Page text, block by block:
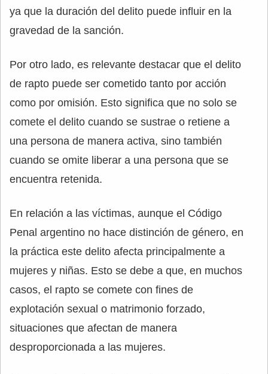
ya que la duración del delito puede influir en la
gravedad de la sanción.
Por otro lado, es relevante destacar que el delito
de rapto puede ser cometido tanto por acción
como por omisión. Esto significa que no solo se
comete el delito cuando se sustrae o retiene a
una persona de manera activa, sino también
cuando se omite liberar a una persona que se
encuentra retenida.
En relación a las víctimas, aunque el Código
Penal argentino no hace distinción de género, en
la práctica este delito afecta principalmente a
mujeres y niñas. Esto se debe a que, en muchos
casos, el rapto se comete con fines de
explotación sexual o matrimonio forzado,
situaciones que afectan de manera
desproporcionada a las mujeres.